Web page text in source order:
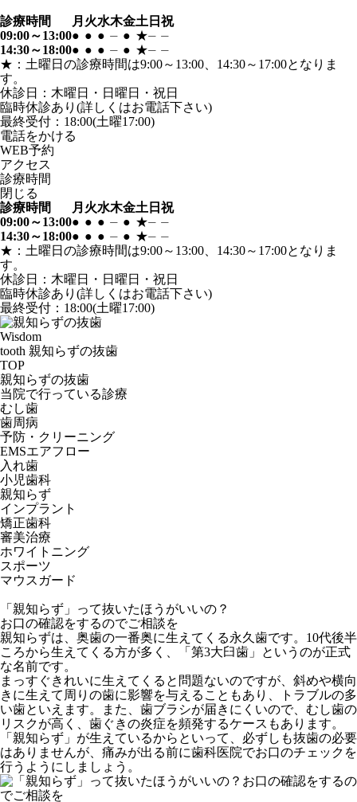
診療時間 月 火水木金土 日祝
09:00～13:00● ● ● ⏤ ● ★⏤ ⏤
14:30～18:00● ● ● ⏤ ● ★⏤ ⏤
★：土曜日の診療時間は9:00～13:00、14:30～17:00となりま
す。
休診日：木曜日・日曜日・祝日
臨時休診あり(詳しくはお電話下さい)
最終受付：18:00(土曜17:00)
電話をかける
WEB予約
アクセス
診療時間
閉じる
診療時間
月 火水木金土 日祝
09:00～13:00● ● ● ⏤ ● ★⏤ ⏤
14:30～18:00● ● ● ⏤ ● ★⏤ ⏤
★：土曜日の診療時間は9:00～13:00、14:30～17:00となりま
す。
休診日：木曜日・日曜日・祝日
臨時休診あり(詳しくはお電話下さい)
最終受付：18:00(土曜17:00)
Wisdom
tooth 親知らずの抜歯
TOP
親知らずの抜歯
当院で行っている診療
むし歯
歯周病
予防・クリーニング
EMSエアフロー
入れ歯
小児歯科
親知らず
インプラント
矯正歯科
審美治療
ホワイトニング
スポーツ
マウスガード
「親知らず」って抜いたほうがいいの？
お口の確認をするのでご相談を
親知らずは、奥歯の一番奥に生えてくる永久歯です。10代後半
ころから生えてくる方が多く、「第3大臼歯」というのが正式
な名前です。
まっすぐきれいに生えてくると問題ないのですが、斜めや横向
きに生えて周りの歯に影響を与えることもあり、トラブルの多
い歯といえます。また、歯ブラシが届きにくいので、むし歯の
リスクが高く、歯ぐきの炎症を頻発するケースもあります。
「親知らず」が生えているからといって、必ずしも抜歯の必要
はありませんが、痛みが出る前に歯科医院でお口のチェックを
行うようにしましょう。